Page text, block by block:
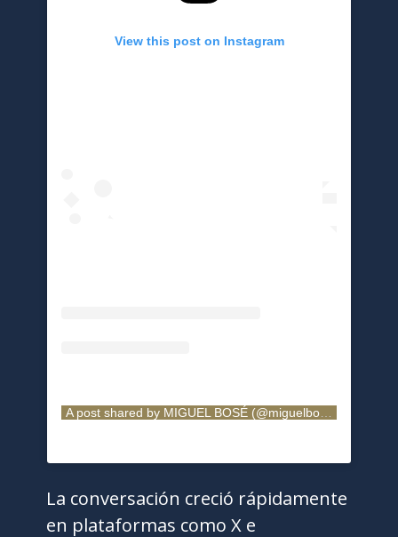
View this post on Instagram
A post shared by MIGUEL BOSÉ (@miguelbose)
La conversación creció rápidamente
en plataformas como X e